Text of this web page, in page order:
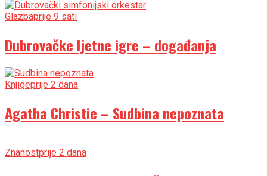
Glazbaprije 9 sati
Dubrovačke ljetne igre – događanja
Knjigeprije 2 dana
Agatha Christie – Sudbina nepoznata
Znanostprije 2 dana